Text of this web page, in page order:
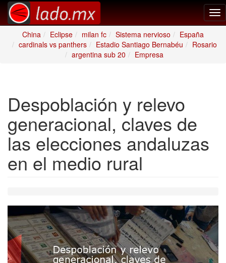
China
Eclipse milan fc Sistema nervioso
España
cardinals vs panthers
Estadio Santiago Bernabéu
Rosario
argentina sub 20
Empresa
Despoblación y relevo
generacional, claves de
las elecciones andaluzas
en el medio rural